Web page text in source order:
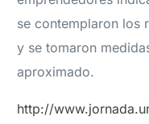
se contemplaron los
y se tomaron
aproximado.
http://